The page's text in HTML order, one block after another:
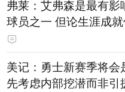
弗莱：艾弗森是最有影
球员之一 但论生涯成
美记：勇士新赛季将会
先考虑内部挖潜而非引